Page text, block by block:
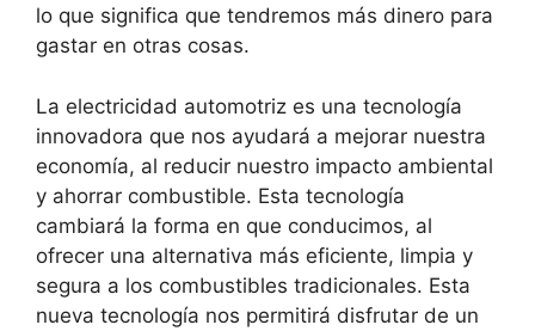
lo que significa que tendremos más dinero para
gastar en otras cosas.
La electricidad automotriz es una tecnología
innovadora que nos ayudará a mejorar nuestra
economía, al reducir nuestro impacto ambiental
y ahorrar combustible. Esta tecnología
cambiará la forma en que conducimos, al
ofrecer una alternativa más eficiente, limpia y
segura a los combustibles tradicionales. Esta
nueva tecnología nos permitirá disfrutar de un